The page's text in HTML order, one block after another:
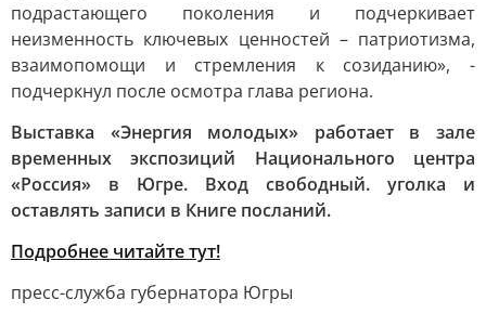
подрастающего поколения и подчеркивает
неизменность ключевых ценностей – патриотизма,
взаимопомощи и стремления к созиданию», -
подчеркнул после осмотра глава региона.
Выставка «Энергия молодых» работает в зале
временных экспозиций Национального центра
«Россия» в Югре. Вход свободный. уголка и
оставлять записи в Книге посланий.
Подробнее читайте тут!
пресс-служба губернатора Югры